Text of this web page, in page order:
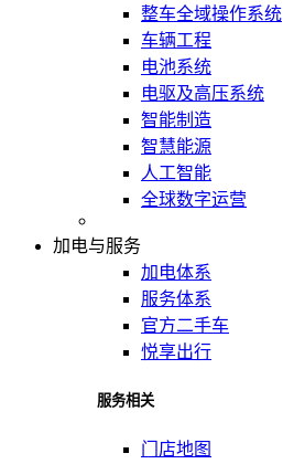
整车全域操作系统
车辆工程
电池系统
电驱及高压系统
智能制造
智慧能源
人工智能
全球数字运营
加电与服务
加电体系
服务体系
官方二手车
悦享出行
服务相关
门店地图